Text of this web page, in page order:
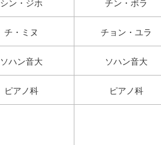
シン・ジホ チン・ボラ
チ・ミヌ チョン・ユラ
ソハン音大 ソハン音大
ピアノ科 ピアノ科